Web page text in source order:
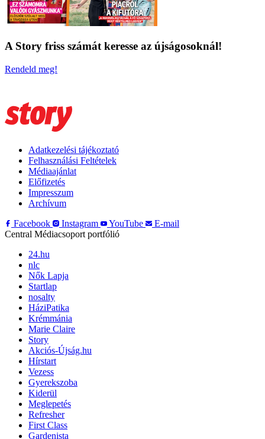
A Story friss számát keresse az újságosoknál!
Rendeld meg!
Adatkezelési tájékoztató
Felhasználási Feltételek
Médiaajánlat
Előfizetés
Impresszum
Archívum
Facebook
Instagram YouTube
E-mail
Central Médiacsoport portfólió
24.hu
nlc
Nők Lapja
Startlap
nosalty
HáziPatika
Krémmánia
Marie Claire
Story
Akciós-Újság.hu
Hírstart
Vezess
Gyerekszoba
Kiderül
Meglepetés
Refresher
First Class
Gardenista